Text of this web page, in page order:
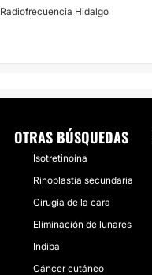
Radiofrecuencia Hidalgo
OTRAS BÚSQUEDAS
Isotretinoína
Rinoplastia secundaria
Cirugía de la cara
Eliminación de lunares
Indiba
Cáncer cutáneo